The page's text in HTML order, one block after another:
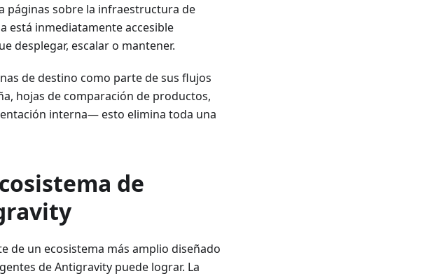
páginas sobre la infraestructura de
está inmediatamente accesible
desplegar, escalar o mantener.
de destino como parte de sus flujos
hojas de comparación de productos,
interna— esto elimina toda una
de
de un ecosistema más amplio diseñado
de Antigravity puede lograr. La